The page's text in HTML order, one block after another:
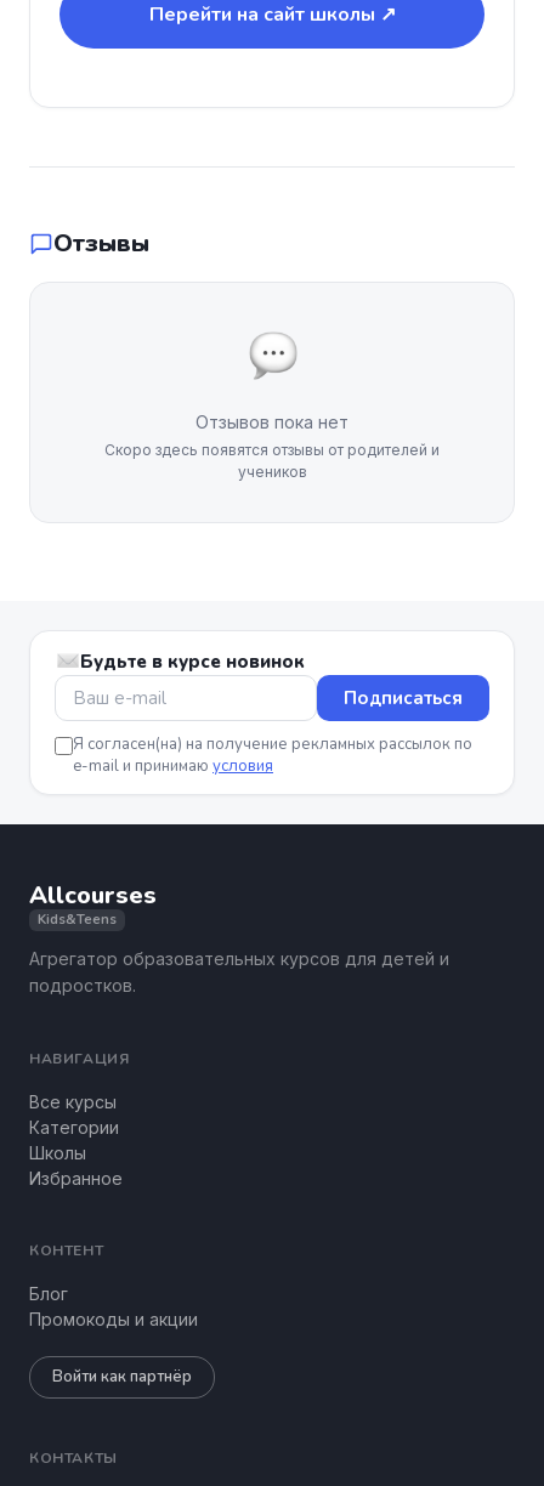
Перейти на сайт школы ↗
Отзывы
Отзывов пока нет
Скоро здесь появятся отзывы от родителей и
учеников
Будьте в курсе новинок
Подписаться
Я согласен(на) на получение рекламных рассылок по
e-mail и принимаю условия
Allcourses
Kids&Teens
Агрегатор образовательных курсов для детей и
подростков.
НАВИГАЦИЯ
Все курсы
Категории
Школы
Избранное
КОНТЕНТ
Блог
Промокоды и акции
Войти как партнёр
КОНТАКТЫ